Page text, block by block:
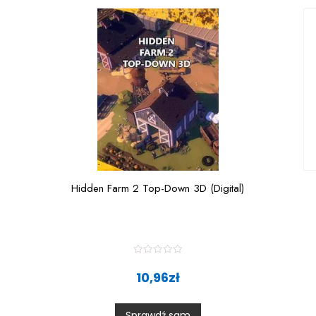
Hidden Farm 2 Top-Down 3D (Digital)
0
o
10,96zł